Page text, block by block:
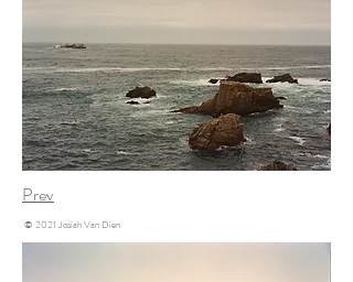
Prev
© 2021 Josiah Van Dien